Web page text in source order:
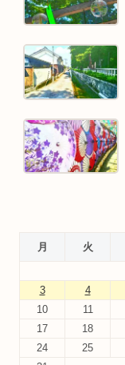
月 火
3
4
10
11
17
18
24
25